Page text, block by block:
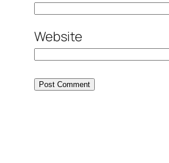
Website